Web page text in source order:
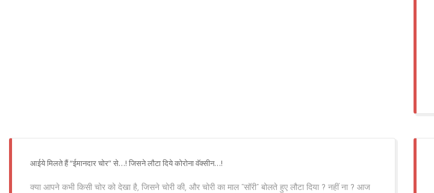
आईये मिलते हैं “ईमानदार चोर” से…! जिसने लौटा दिये कोरोना वॅक्सीन…!
क्या आपने कभी किसी चोर को देखा है, जिसने चोरी की, और चोरी का माल “सॉरी” बोलते हुए लौटा दिया ? नहीं ना ? आज